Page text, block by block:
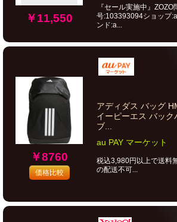
￥11,550
『セール実施中』ZOZO
号:103393094ショップ
ンド:a...
￥8760
価格比較
アディダス バッグ
イーピーエス バッ
ブ...
au PAY マーケット
税込3,980円以上で送料
の配送不可...